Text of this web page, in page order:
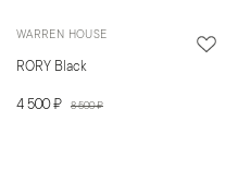
WARREN HOUSE
RORY Black
4 500 ₽ 8 500 ₽